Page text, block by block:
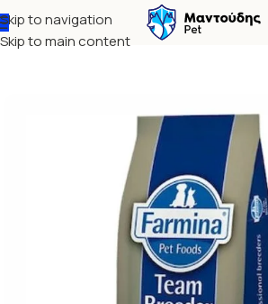
Skip to navigation
Skip to main content
Αρχική σελίδα Σκύλος Ξηρά τροφή